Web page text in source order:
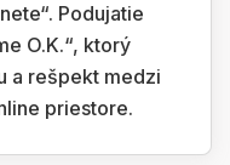
Podujatie
O.K.“, ktorý
a rešpekt medzi
priestore.